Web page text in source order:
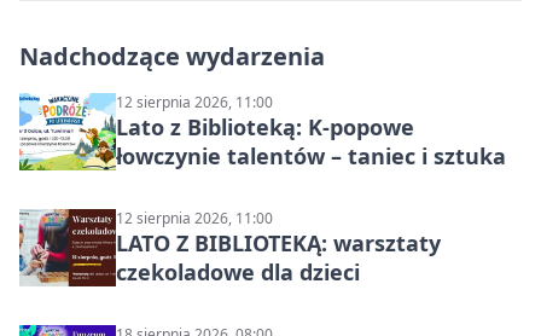
Nadchodzące wydarzenia
12 sierpnia 2026, 11:00
Lato z Biblioteką: K-popowe
łowczynie talentów – taniec i sztuka
12 sierpnia 2026, 11:00
LATO Z BIBLIOTEKĄ: warsztaty
czekoladowe dla dzieci